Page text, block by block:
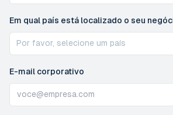
Em qual país está localizado o seu
Por favor, selecione um país
E-mail corporativo